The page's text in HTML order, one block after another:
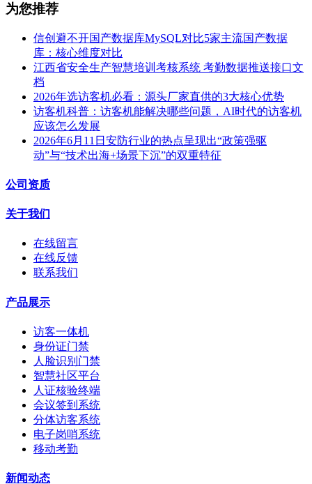
为您推荐
信创避不开国产数据库MySQL对比5家主流国产数据
库：核心维度对比
江西省安全生产智慧培训考核系统 考勤数据推送接口文
档
2026年选访客机必看：源头厂家直供的3大核心优势
访客机科普：访客机能解决哪些问题，AI时代的访客机
应该怎么发展
2026年6月11日安防行业的热点呈现出“政策强驱
动”与“技术出海+场景下沉”的双重特征
公司资质
关于我们
在线留言
在线反馈
联系我们
产品展示
访客一体机
身份证门禁
人脸识别门禁
智慧社区平台
人证核验终端
会议签到系统
分体访客系统
电子岗哨系统
移动考勤
新闻动态